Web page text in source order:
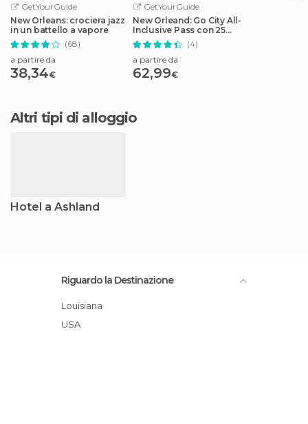
GetYourGuide
New Orleans: crociera jazz
in un battello a vapore
(68)
a partire da
38,34€
GetYourGuide
New Orleand: Go City All-
Inclusive Pass con 25
attrazioni
(4)
a partire da
62,99€
Altri tipi di alloggio
Hotel a Ashland
Riguardo la Destinazione
Louisiana
USA